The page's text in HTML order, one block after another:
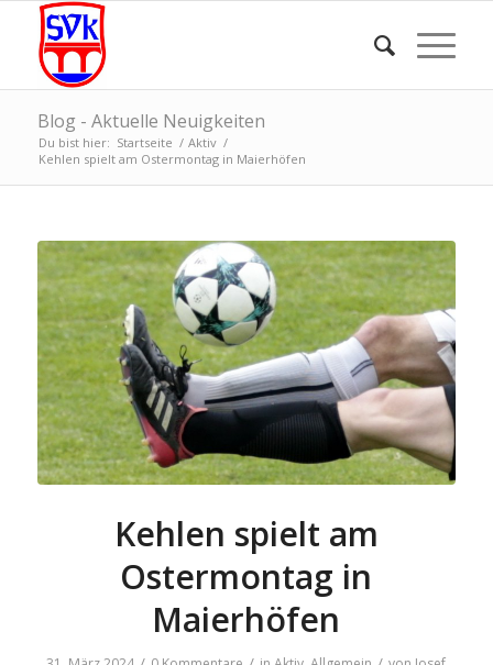
Blog - Aktuelle Neuigkeiten
Du bist hier: Startseite / Aktiv /
Kehlen spielt am Ostermontag in Maierhöfen
Kehlen spielt am
Ostermontag in
Maierhöfen